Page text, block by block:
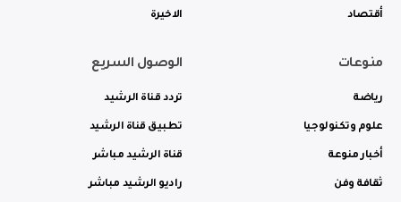
أقتصاد الاخيرة
منوعات
رياضة
علوم وتكنولوجيا
أخبار منوعة
ثقافة وفن
الوصول السريع
تردد قناة الرشيد
تطبيق قناة الرشيد
قناة الرشيد مباشر
راديو الرشيد مباشر